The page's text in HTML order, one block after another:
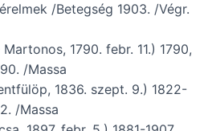
/Betegség 1903. /Végr.
1790. febr. 11.) 1790,
/Massa
1836. szept. 9.) 1822-
/Massa